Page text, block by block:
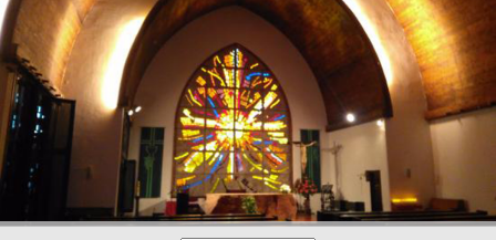
Skip
to
content